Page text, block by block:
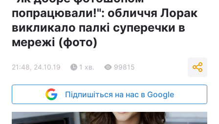
попрацювали!": обличчя Лорак
викликало палкі суперечки в
мережі (фото)
21:48, 24.10.19 1 хв. 99815
Підпишіться на нас в Google